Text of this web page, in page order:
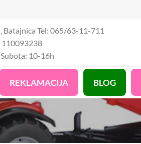
Batajnica Tel: 065/63-11-711
110093238
10-16h
REKLAMACIJA BLOG